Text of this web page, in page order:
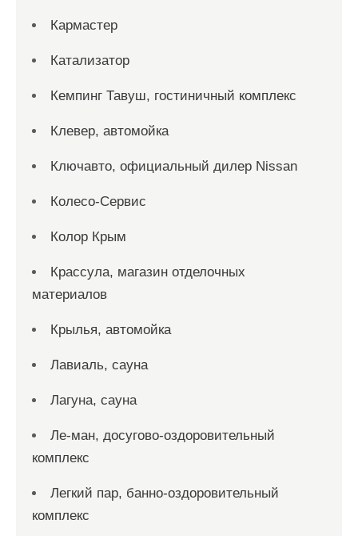
Кармастер
Катализатор
Кемпинг Тавуш, гостиничный комплекс
Клевер, автомойка
Ключавто, официальный дилер Nissan
Колесо-Сервис
Колор Крым
Крассула, магазин отделочных
материалов
Крылья, автомойка
Лавиаль, сауна
Лагуна, сауна
Ле-ман, досугово-оздоровительный
комплекс
Легкий пар, банно-оздоровительный
комплекс